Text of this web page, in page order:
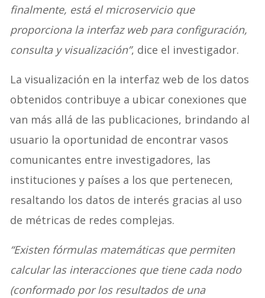
finalmente, está el microservicio que
proporciona la interfaz web para configuración,
consulta y visualización”, dice el investigador.
La visualización en la interfaz web de los datos
obtenidos contribuye a ubicar conexiones que
van más allá de las publicaciones, brindando al
usuario la oportunidad de encontrar vasos
comunicantes entre investigadores, las
instituciones y países a los que pertenecen,
resaltando los datos de interés gracias al uso
de métricas de redes complejas.
“Existen fórmulas matemáticas que permiten
calcular las interacciones que tiene cada nodo
(conformado por los resultados de una